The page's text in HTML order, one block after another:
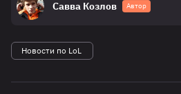
Савва Козлов Автор
Новости по LoL